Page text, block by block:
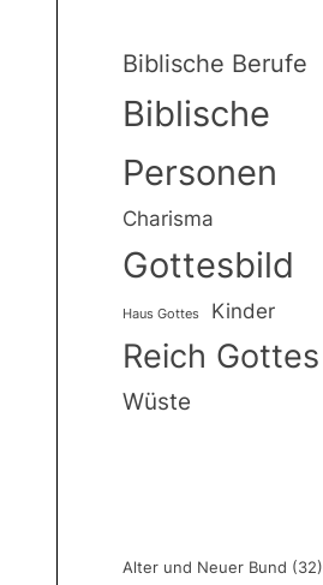
Biblische Berufe
Biblische
Personen
Charisma
Gottesbild
Haus Gottes Kinder
Reich Gottes
Wüste
Alter und Neuer Bund (32)